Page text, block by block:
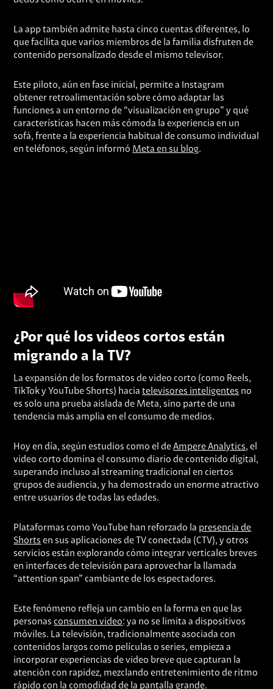
La app también admite hasta cinco cuentas diferentes, lo
que facilita que varios miembros de la familia disfruten de
contenido personalizado desde el mismo televisor.
Este piloto, aún en fase inicial, permite a Instagram
obtener retroalimentación sobre cómo adaptar las
funciones a un entorno de “visualización en grupo” y qué
características hacen más cómoda la experiencia en un
sofá, frente a la experiencia habitual de consumo individual
en teléfonos, según informó Meta en su blog.
¿Por qué los videos cortos están
migrando a la TV?
La expansión de los formatos de video corto (como Reels,
TikTok y YouTube Shorts) haciatelevisores inteligentes no
es solo una prueba aislada de Meta, sino parte de una
tendencia más amplia en el consumo de medios.
Hoy en día, según estudios como el deAmpere Analytics, el
video corto domina el consumo diario de contenido digital,
superando incluso al streaming tradicional en ciertos
grupos de audiencia, y ha demostrado un enorme atractivo
entre usuarios de todas las edades.
Plataformas como YouTube han reforzado la presencia de
Shorts en sus aplicaciones de TV conectada (CTV), y otros
servicios están explorando cómo integrar verticales breves
en interfaces de televisión para aprovechar la llamada
“attention span” cambiante de los espectadores.
Este fenómeno refleja un cambio en la forma en que las
personas consumen video: ya no se limita a dispositivos
móviles. La televisión, tradicionalmente asociada con
contenidos largos como películas o series, empieza a
incorporar experiencias de video breve que capturan la
atención con rapidez, mezclando entretenimiento de ritmo
rápido con la comodidad de la pantalla grande.